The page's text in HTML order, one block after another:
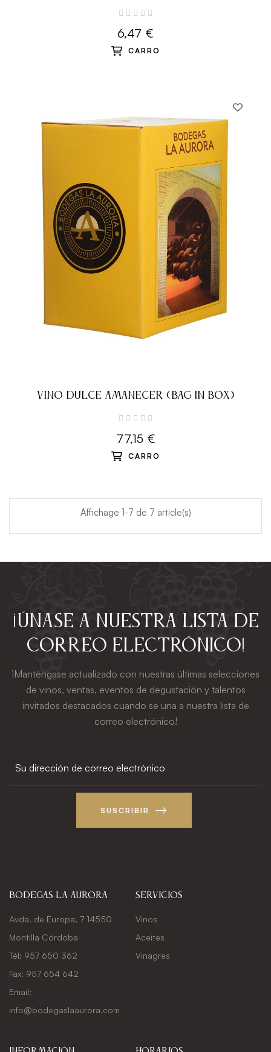
6,47 €
CARRO
VINO DULCE AMANECER (BAG IN BOX)
77,15 €
CARRO
Affichage 1-7 de 7 article(s)
¡Únase a nuestra lista de
correo electrónico!
¡Manténgase actualizado con nuestras últimas selecciones
de vinos, ventas, eventos de degustación y talentos
invitados destacados cuando se una a nuestra lista de
correo electrónico!
SUSCRIBIR
Bodegas La Aurora
Avda. de Europa, 7 14550
Montilla Córdoba
Tél: 957 650 362
Fax: 957 654 642
Email:
info@bodegaslaaurora.com
Servicios
Vinos
Aceites
Vinagres